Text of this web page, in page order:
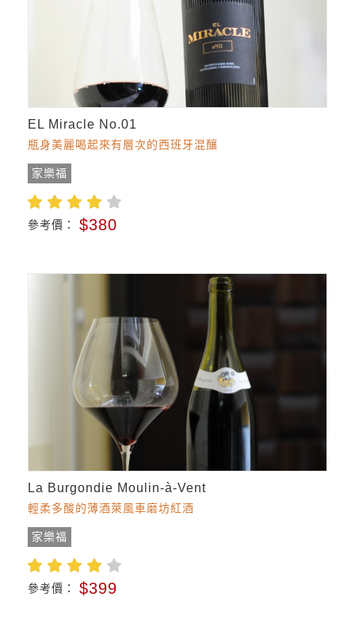
EL Miracle No.01
瓶身美麗喝起來有層次的西班牙混釀
家樂福
參考價： $380
La Burgondie Moulin-à-Vent
輕柔多酸的薄酒萊風車磨坊紅酒
家樂福
參考價： $399